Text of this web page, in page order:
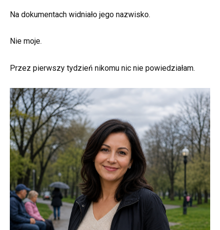
Na dokumentach widniało jego nazwisko.
Nie moje.
Przez pierwszy tydzień nikomu nic nie powiedziałam.